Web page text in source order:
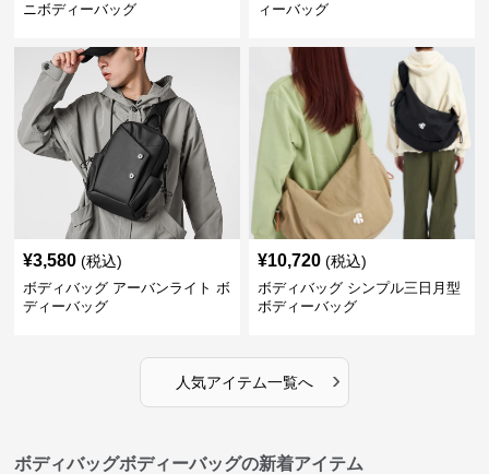
ニボディーバッグ
ィーバッグ
¥3,580 (税込)
ボディバッグ アーバンライト ボ
ディーバッグ
¥10,720 (税込)
ボディバッグ シンプル三日月型
ボディーバッグ
人気アイテム一覧へ ›
ボディバッグボディーバッグの新着アイテム